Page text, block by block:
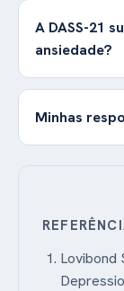
A DASS-21
ansiedade?
Minhas
Lovibond